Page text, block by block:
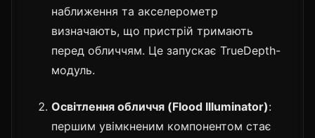
наближення та акселерометр
визначають, що пристрій тримають
перед обличчям. Це запускає TrueDepth-
модуль.
Освітлення обличчя (Flood Illuminator):
першим увімкненим компонентом стає